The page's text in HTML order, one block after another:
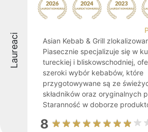
Laureaci
Asian Kebab & Grill
Piasecznie specjalizuje się w
tureckiej i bliskowschodniej,
szeroki wybór kebabów, które
przygotowywane są ze
składników oraz oryginalnych
Staranność w doborze
8